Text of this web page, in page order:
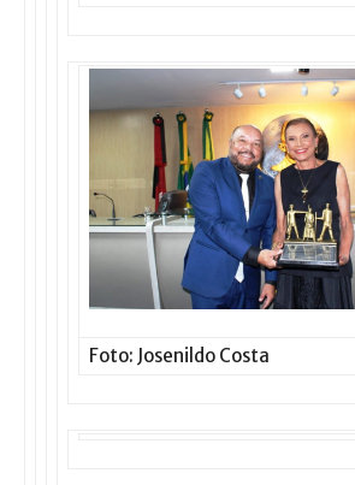
Foto: Josenildo Costa